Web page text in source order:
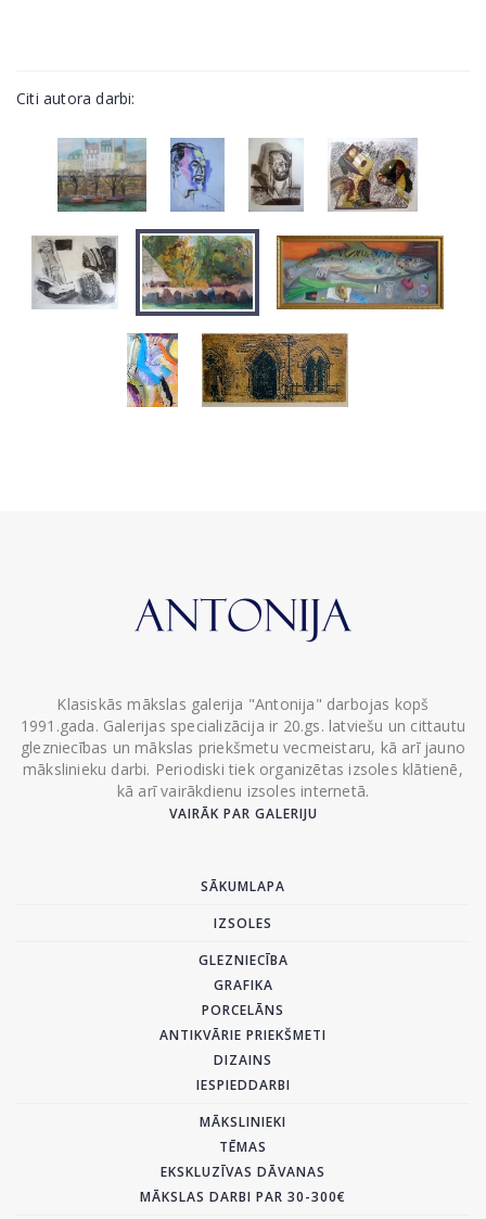
Citi autora darbi:
Klasiskās mākslas galerija "Antonija" darbojas kopš
1991.gada. Galerijas specializācija ir 20.gs. latviešu un cittautu
glezniecības un mākslas priekšmetu vecmeistaru, kā arī jauno
mākslinieku darbi. Periodiski tiek organizētas izsoles klātienē,
kā arī vairākdienu izsoles internetā.
VAIRĀK PAR GALERIJU
SĀKUMLAPA
IZSOLES
GLEZNIECĪBA
GRAFIKA
PORCELĀNS
ANTIKVĀRIE PRIEKŠMETI
DIZAINS
IESPIEDDARBI
MĀKSLINIEKI
TĒMAS
EKSKLUZĪVAS DĀVANAS
MĀKSLAS DARBI PAR 30-300€